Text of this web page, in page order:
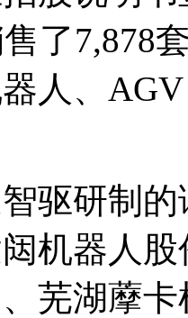
了7,878
人、
研制的
机器人
芜湖藦